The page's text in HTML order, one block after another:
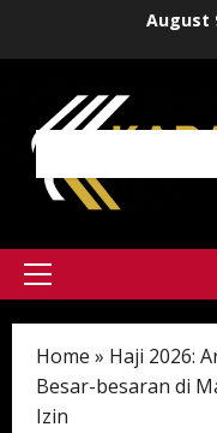
August
Primary
Home » Haji 2026:
Besar-besaran di
Izin